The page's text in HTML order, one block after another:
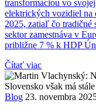
transformáciou vo
elektrických vozidiel na
2025, zatiaľ čo
sektor zamestnáva v
približne 7 % k HDP
Čítať viac
Blog 23. novembra